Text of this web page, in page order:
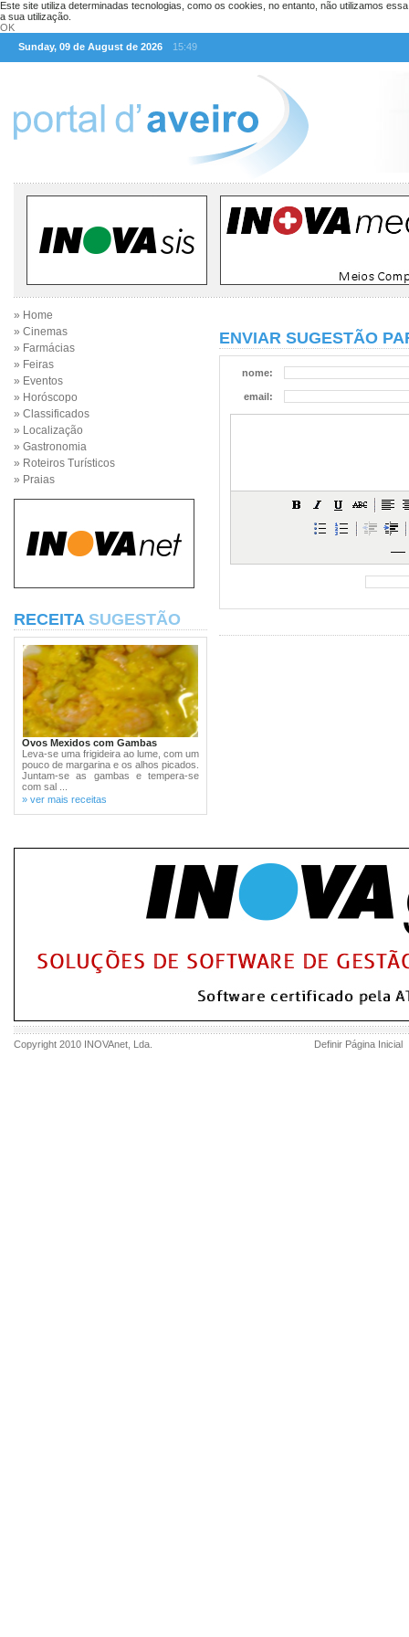
Este site utiliza determinadas tecnologias, como os cookies, no entanto, não utilizamos
a sua utilização.
OK
Sunday, 09 de August de 2026
15:49
» Home
» Cinemas
» Farmácias
» Feiras
» Eventos
» Horóscopo
» Classificados
» Localização
» Gastronomia
» Roteiros Turísticos
» Praias
RECEITA SUGESTÃO
Ovos Mexidos com Gambas
Leva-se uma frigideira ao lume, com um
pouco de margarina e os alhos picados.
Juntam-se as gambas e tempera-se
com sal ...
» ver mais receitas
ENVIAR SUGESTÃO
nome:
email:
Copyright 2010 INOVAnet , Lda. Definir Página Inicial